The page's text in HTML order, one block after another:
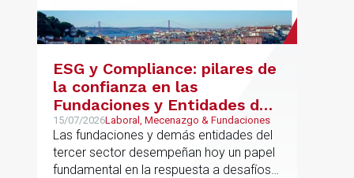
ESG y Compliance: pilares de
la confianza en las
Fundaciones y Entidades del
Tercer Sector – La confianza
ya no se presume, se
construye
15/07/2026Laboral, Mecenazgo & Fundaciones
Las fundaciones y demás entidades del
tercer sector desempeñan hoy un papel
fundamental en la respuesta a desafíos